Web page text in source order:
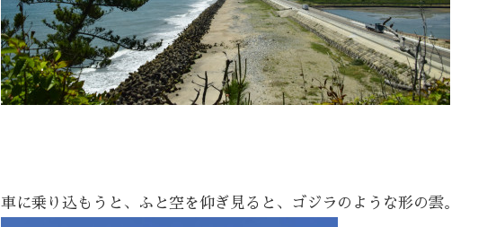
車に乗り込もうと、ふと空を仰ぎ見ると、ゴジラのような形の雲。